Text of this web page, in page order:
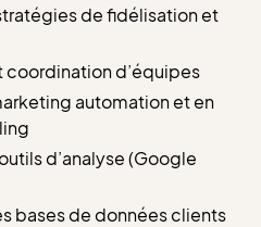
de fidélisation et
d’équipes
automation et en
d’analyse (Google
bases de données clients